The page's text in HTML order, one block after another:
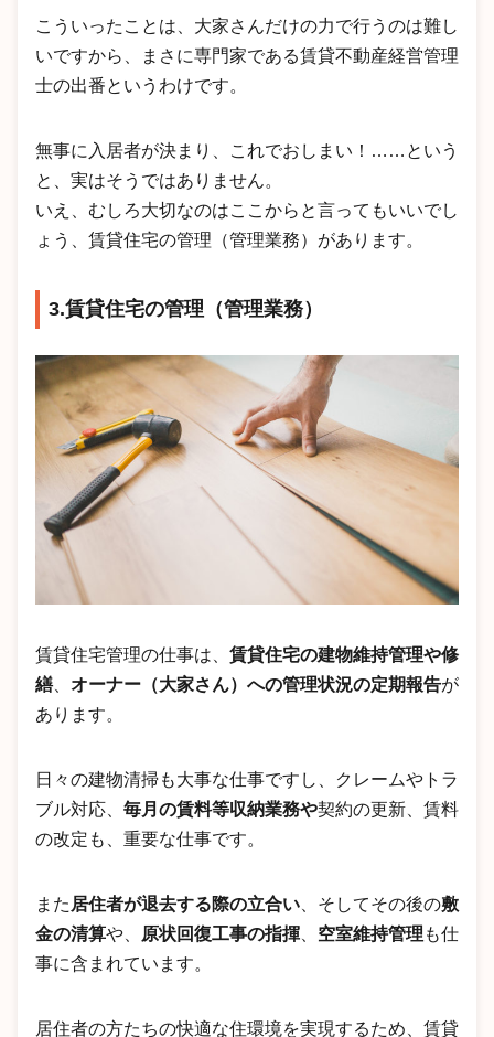
こういったことは、大家さんだけの力で行うのは難し
いですから、まさに専門家である賃貸不動産経営管理
士の出番というわけです。
無事に入居者が決まり、これでおしまい！……という
と、実はそうではありません。
いえ、むしろ大切なのはここからと言ってもいいでし
ょう、賃貸住宅の管理（管理業務）があります。
3.賃貸住宅の管理（管理業務）
賃貸住宅管理の仕事は、 賃貸住宅の建物維持管理や修
繕、 オーナー（大家さん）への管理状況の定期報告が
あります。
日々の建物清掃も大事な仕事ですし、クレームやトラ
ブル対応、 毎月の賃料等収納業務や契約の更新、賃料
の改定も、重要な仕事です。
また 居住者が退去する際の立合い 、そしてその後の敷
金の清算や、 原状回復工事の指揮 空室維持管理 も仕
事に含まれています。
居住者の方たちの快適な住環境を実現するため、賃貸